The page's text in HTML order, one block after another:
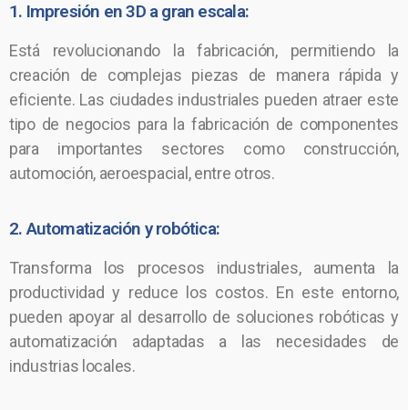
1. Impresión en 3D a gran escala:
Está revolucionando la fabricación, permitiendo la
creación de complejas piezas de manera rápida y
eficiente. Las ciudades industriales pueden atraer este
tipo de negocios para la fabricación de componentes
para importantes sectores como construcción,
automoción, aeroespacial, entre otros.
2. Automatización y robótica:
Transforma los procesos industriales, aumenta la
productividad y reduce los costos. En este entorno,
pueden apoyar al desarrollo de soluciones robóticas y
automatización adaptadas a las necesidades de
industrias locales.